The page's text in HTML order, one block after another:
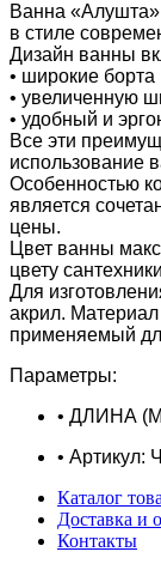
Ванна «Алушта»
в стиле
Дизайн ванны
• широкие борта
• увеличенную
• удобный и
Все эти
использование
Особенностью
является
цены.
Цвет ванны
цвету
Для
акрил.
применяемый
Параметры:
• ДЛИНА
• Артикул:
Каталог
Доставка и
Контакты